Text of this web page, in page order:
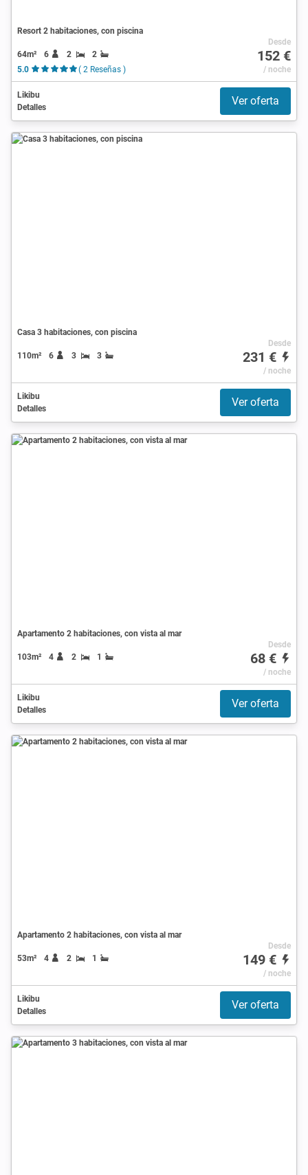
Resort 2 habitaciones, con piscina
64m² 6 2
2
5.0
( 2 Reseñas )
Desde
152 €
/ noche
Likibu
Detalles
Ver oferta
Casa 3 habitaciones, con piscina
110m² 6 3 3
Desde
231 €
/ noche
Likibu
Detalles
Ver oferta
Apartamento 2 habitaciones, con vista al mar
103m² 4 2 1
Desde
68 €
/ noche
Likibu
Detalles
Ver oferta
Apartamento 2 habitaciones, con vista al mar
53m² 4 2 1
Desde
149 €
/ noche
Likibu
Detalles
Ver oferta